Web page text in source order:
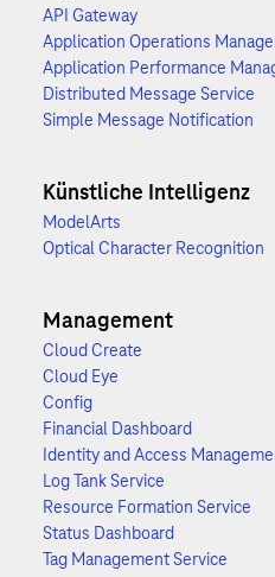
API Gateway
Application Operations
Application Performance
Distributed Message Service
Simple Message Notification
Künstliche Intelligenz
ModelArts
Optical Character Recognition
Management
Cloud Create
Cloud Eye
Config
Financial Dashboard
Identity and Access
Log Tank Service
Resource Formation Service
Status Dashboard
Tag Management Service